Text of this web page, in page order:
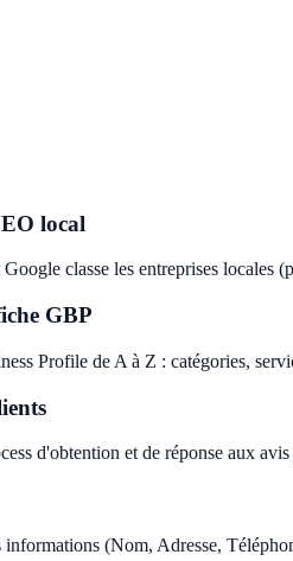
local
classe les entreprises locales
GBP
Profile de A à Z : catégories,
d'obtention et de réponse aux
(Nom, Adresse,